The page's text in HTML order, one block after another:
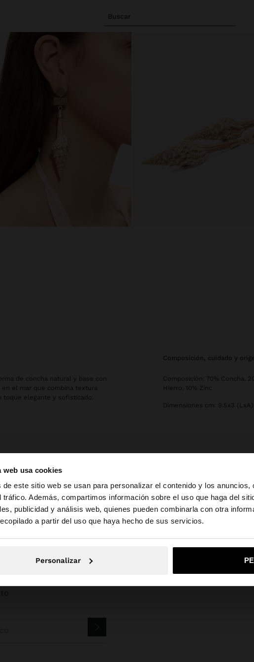
web usa cookies
de este sitio web se usan para personalizar el contenido y los
tráfico. Además, compartimos información sobre el uso que haga del
publicidad y análisis web, quienes pueden combinarla con otra
a partir del uso que haya hecho de sus servicios.
Personalizar
Buscar
accediendo a la web de España. ¿Quieres ir a la web de United
No, continuar en la web de España
de concha natural y base con
en el mar que combina textura
toque elegante y sofisticado.
composición, cuidado y
Composición: 70% Concha,
Hierro, 10% Zinc
Dimensiones cm: 9.5x3 (LxA)
Parfois Bisutería Pendientes pendientes largos con
NEWSLETTER